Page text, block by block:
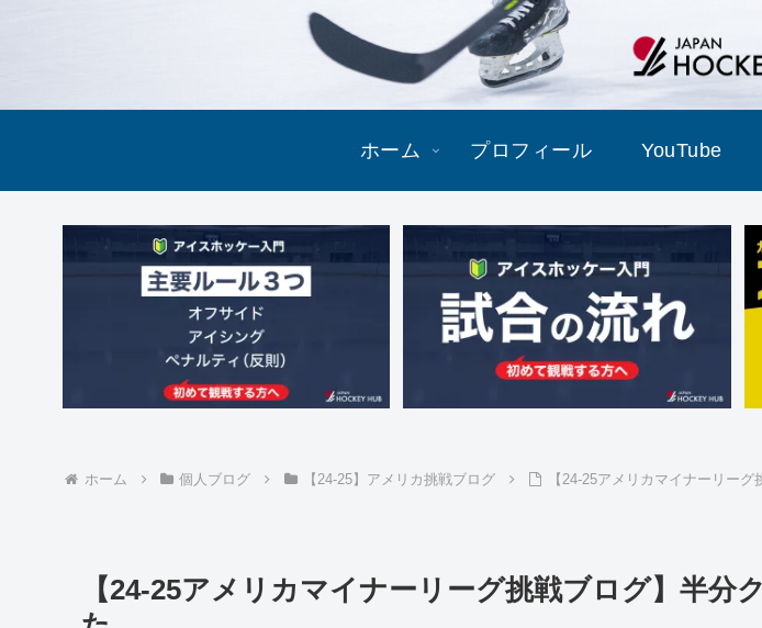
ホーム プロフィール YouTube
ホーム 個人ブログ 【24-25】アメリカ挑戦ブログ 【24-25アメリカマイナーリー
【24-25アメリカマイナーリーグ挑戦ブログ】半分